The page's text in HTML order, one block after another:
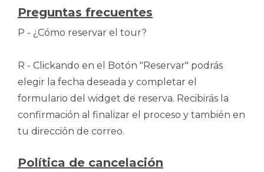
Preguntas frecuentes
P - ¿Cómo reservar el tour?
R - Clickando en el Botón "Reservar" podrás
elegir la fecha deseada y completar el
formulario del widget de reserva. Recibirás la
confirmación al finalizar el proceso y también en
tu dirección de correo.
Política de cancelación